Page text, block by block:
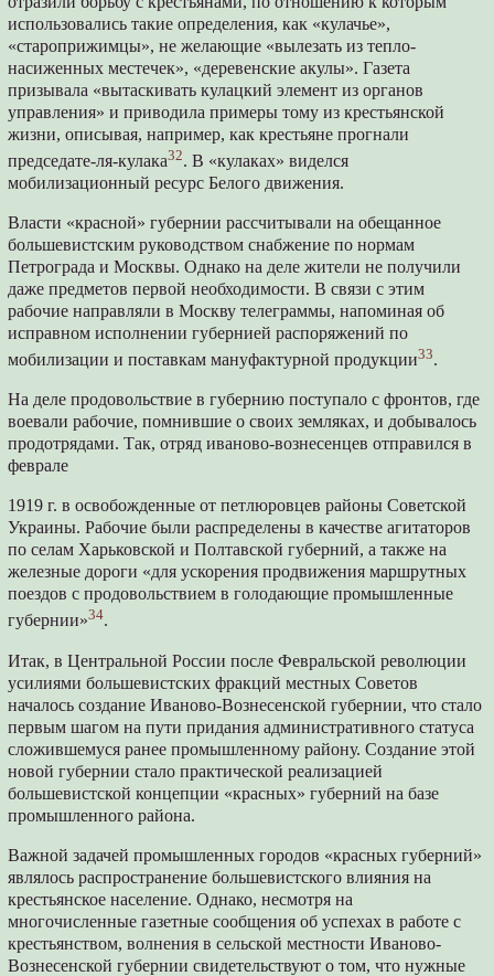
использовались такие определения, как «кулачье»,
«староприжимцы», не желающие «вылезать из тепло-
насиженных местечек», «деревенские акулы». Газета
призывала «вытаскивать кулацкий элемент из органов
управления» и приводила примеры тому из крестьянской
жизни, описывая, например, как крестьяне прогнали
председате-ля-кулака32. В «кулаках» виделся
мобилизационный ресурс Белого движения.
Власти «красной» губернии рассчитывали на обещанное
большевистским руководством снабжение по нормам
Петрограда и Москвы. Однако на деле жители не получили
даже предметов первой необходимости. В связи с этим
рабочие направляли в Москву телеграммы, напоминая об
исправном исполнении губернией распоряжений по
мобилизации и поставкам мануфактурной продукции33.
На деле продовольствие в губернию поступало с фронтов, где
воевали рабочие, помнившие о своих земляках, и добывалось
продотрядами. Так, отряд иваново-вознесенцев отправился в
феврале
1919 г. в освобожденные от петлюровцев районы Советской
Украины. Рабочие были распределены в качестве агитаторов
по селам Харьковской и Полтавской губерний, а также на
железные дороги «для ускорения продвижения маршрутных
поездов с продовольствием в голодающие промышленные
губернии»34.
Итак, в Центральной России после Февральской революции
усилиями большевистских фракций местных Советов
началось создание Иваново-Вознесенской губернии, что стало
первым шагом на пути придания административного статуса
сложившемуся ранее промышленному району. Создание этой
новой губернии стало практической реализацией
большевистской концепции «красных» губерний на базе
промышленного района.
Важной задачей промышленных городов «красных губерний»
являлось распространение большевистского влияния на
крестьянское население. Однако, несмотря на
многочисленные газетные сообщения об успехах в работе с
крестьянством, волнения в сельской местности Иваново-
Вознесенской губернии свидетельствуют о том, что нужные